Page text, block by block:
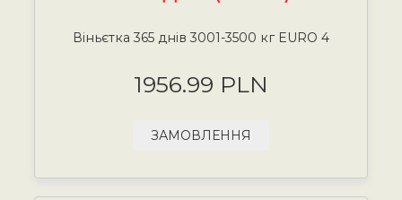
Віньєтка 365 днів 3001-3500 кг EURO 4
1956.99 PLN
ЗАМОВЛЕННЯ